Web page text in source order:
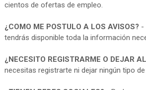
cientos de ofertas de empleo.
¿COMO ME POSTULO A LOS AVISOS? -
tendrás disponible toda la información
¿NECESITO REGISTRARME O DEJAR
necesitas registrarte ni dejar ningún tipo